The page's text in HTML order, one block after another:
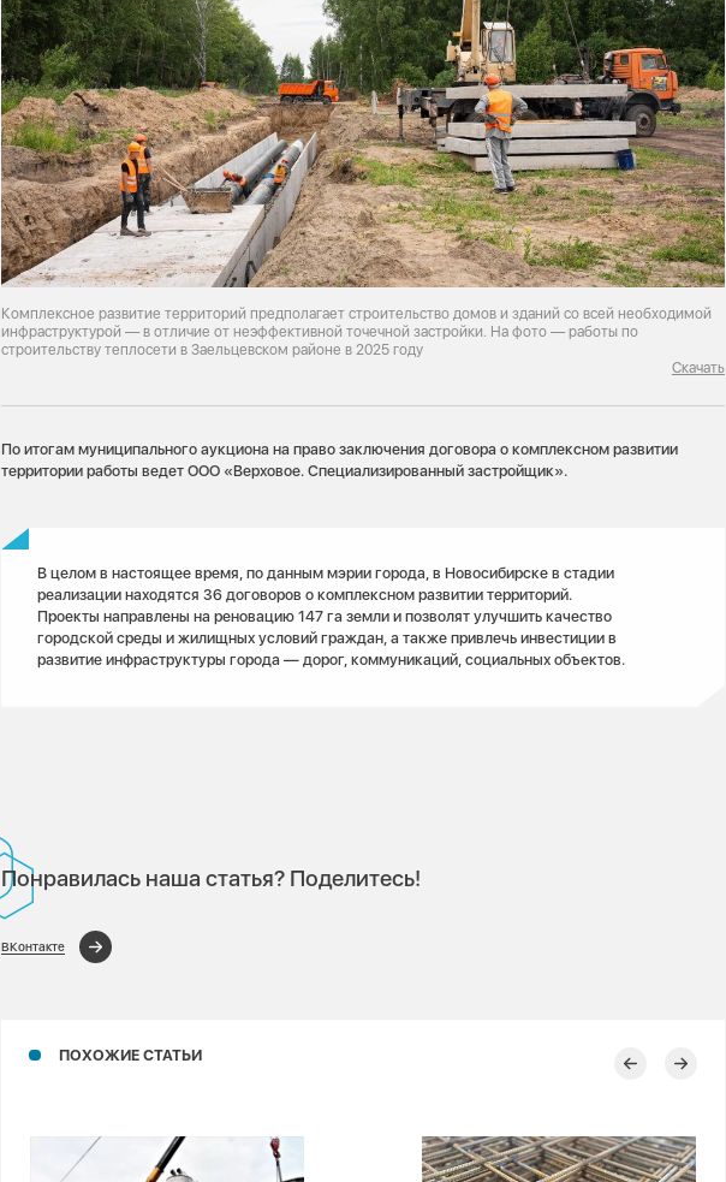
Комплексное развитие территорий предполагает строительство домов и зданий со всей необходимой
инфраструктурой — в отличие от неэффективной точечной застройки. На фото — работы по
строительству теплосети в Заельцевском районе в 2025 году
Скачать
По итогам муниципального аукциона на право заключения договора о комплексном развитии
территории работы ведет ООО «Верховое. Специализированный застройщик».
В целом в настоящее время, по данным мэрии города, в Новосибирске в стадии
реализации находятся 36 договоров о комплексном развитии территорий.
Проекты направлены на реновацию 147 га земли и позволят улучшить качество
городской среды и жилищных условий граждан, а также привлечь инвестиции в
развитие инфраструктуры города — дорог, коммуникаций, социальных объектов.
Понравилась наша статья? Поделитесь!
ВКонтакте
ПОХОЖИЕ СТАТЬИ